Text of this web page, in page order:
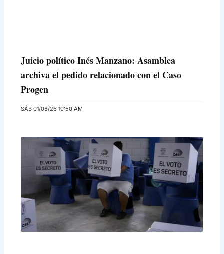
Juicio político Inés Manzano: Asamblea
archiva el pedido relacionado con el Caso
Progen
SÁB 01/08/26 10:50 AM